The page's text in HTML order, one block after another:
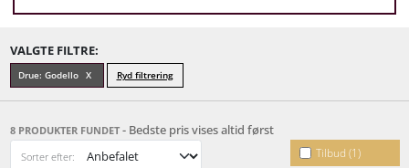
VALGTE FILTRE:
Drue: Godello Ryd filtrering
8 PRODUKTER FUNDET - Bedste pris vises altid først
Tilbud (1)
Sorter efter: